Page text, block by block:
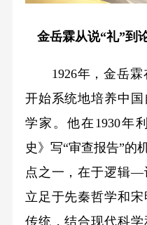
金岳霖从说“礼”到
1926年，金岳霖
开始系统地培养中
学家。他在1930年
史》写“审查报告”的
点之一，在于逻辑—
立足于先秦哲学和
传统，结合现代科学